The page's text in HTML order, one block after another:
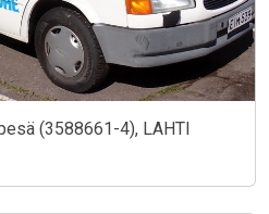
(3588661-4), LAHTI